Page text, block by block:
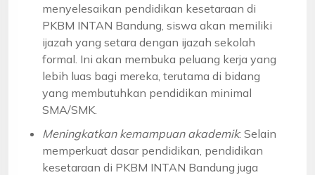
menyelesaikan pendidikan kesetaraan di
PKBM INTAN Bandung, siswa akan memiliki
ijazah yang setara dengan ijazah sekolah
formal. Ini akan membuka peluang kerja yang
lebih luas bagi mereka, terutama di bidang
yang membutuhkan pendidikan minimal
SMA/SMK.
Meningkatkan kemampuan akademik: Selain
memperkuat dasar pendidikan, pendidikan
kesetaraan di PKBM INTAN Bandung juga